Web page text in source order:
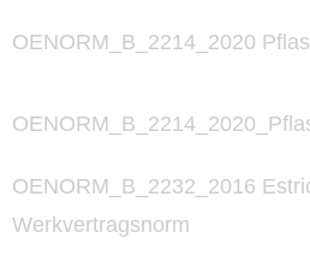
OENORM_B_2214_2020
OENORM_B_2232_2016
Werkvertragsnorm